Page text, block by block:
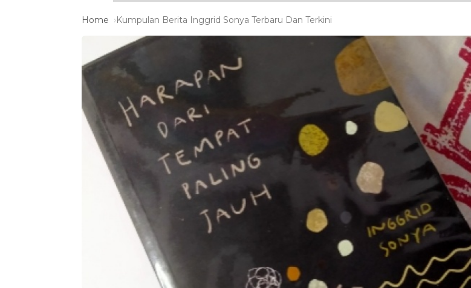
Home Kumpulan Berita Inggrid Sonya Terbaru Dan Terkini